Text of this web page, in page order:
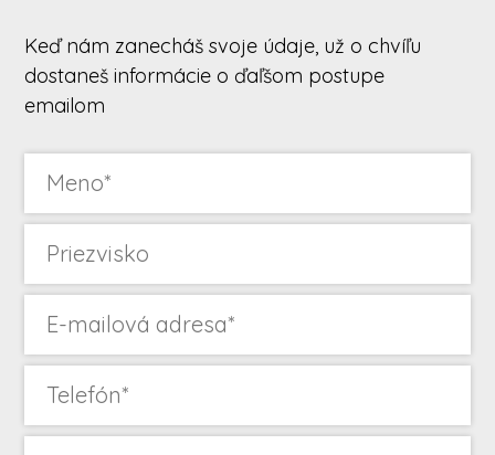
Keď nám zanecháš svoje údaje, už o chvíľu
dostaneš informácie o ďaľšom postupe
emailom